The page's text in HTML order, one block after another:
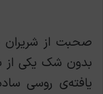
بدون شک یکی